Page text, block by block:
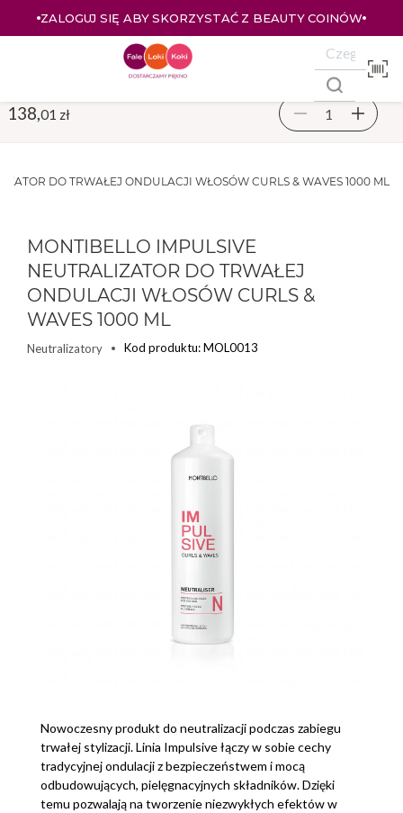
ZALOGUJ SIĘ ABY SKORZYSTAĆ Z BEAUTY COINÓW
DO TRWAŁEJ ONDULACJI WŁOSÓW CURLS & WAVES 1000 ML
MONTIBELLO IMPULSIVE
NEUTRALIZATOR DO TRWAŁEJ
ONDULACJI WŁOSÓW CURLS &
WAVES 1000 ML
Neutralizatory Kod produktu: MOL0013
Nowoczesny produkt do neutralizacji podczas zabiegu
trwałej stylizacji. Linia Impulsive łączy w sobie cechy
tradycyjnej ondulacji z bezpieczeństwem i mocą
odbudowujących, pielęgnacyjnych składników. Dzięki
temu pozwalają na tworzenie niezwykłych efektów w
138, 01 zł